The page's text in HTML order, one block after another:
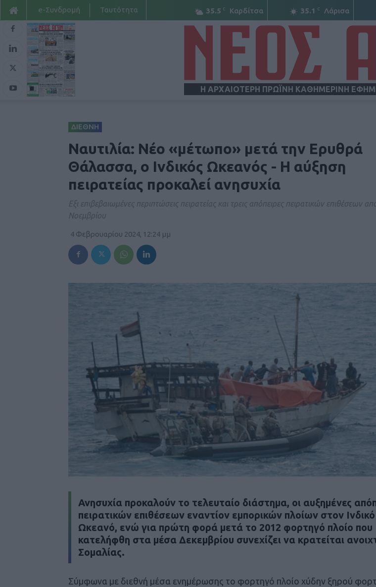
35.5 C Καρδίτσα 35.1 C Λάρισα
e-Συνδρομή Ταυτότητα
Η ΑΡΧΑΙΟΤΕΡΗ ΠΡΩΪΝΗ ΚΑΘΗΜΕΡΙΝΗ
ΔΙΕΘΝΗ
Ναυτιλία: Νέο «μέτωπο» μετά την Ερυθρά
Θάλασσα, ο Ινδικός Ωκεανός - Η αύξηση
πειρατείας προκαλεί ανησυχία
Eξι επιβεβαιωμένες περιπτώσεις πειρατείας και τρεις απόπειρες πειρατικών επιθέσεων
Νοεμβρίου
4 Φεβρουαρίου 2024, 12:24 μμ
Ανησυχία προκαλούν το τελευταίο διάστημα, οι αυξημένες
πειρατικών επιθέσεων εναντίον εμπορικών πλοίων στον Ινδικό
Ωκεανό, ενώ για πρώτη φορά μετά το 2012 φορτηγό πλοίο που
κατελήφθη στα μέσα Δεκεμβρίου συνεχίζει να κρατείται
Σομαλίας.
Σύμφωνα με διεθνή μέσα ενημέρωσης το φορτηγό πλοίο χύδην ξηρού